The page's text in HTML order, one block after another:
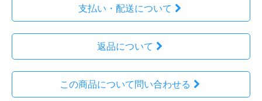
支払い・配送について
返品について
この商品について問い合わせる